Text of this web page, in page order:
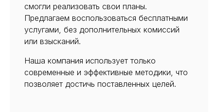
смогли реализовать свои планы.
Предлагаем воспользоваться бесплатными
услугами, без дополнительных комиссий
или взысканий.
Наша компания использует только
современные и эффективные методики, что
позволяет достичь поставленных целей.